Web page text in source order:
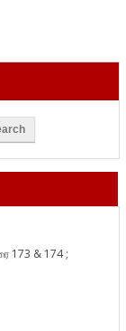
173 & 174 ;